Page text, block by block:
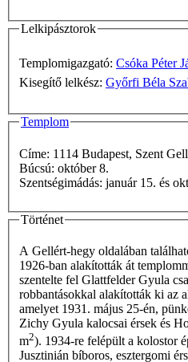
Lelkipásztorok
Templomigazgató: Csóka Péter
Kisegítő lelkész: Győrfi Béla
Templom
Címe: 1114 Budapest, Szent
Búcsú: október 8.
Szentségimádás: január
Történet
A Gellért-hegy oldalában
1926-ban alakították át
szentelte fel Glattfelder Gyula
robbantásokkal alakították ki az
amelyet 1931. május 25-én,
Zichy Gyula kalocsai érsek és
m2). 1934-re felépült a kolostor
Jusztinián bíboros, esztergomi